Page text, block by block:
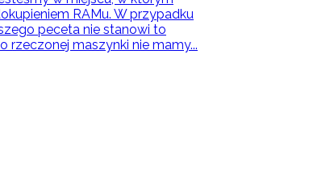
RAMu. W przypadku
peceta nie stanowi to
rzeczonej maszynki nie mamy...